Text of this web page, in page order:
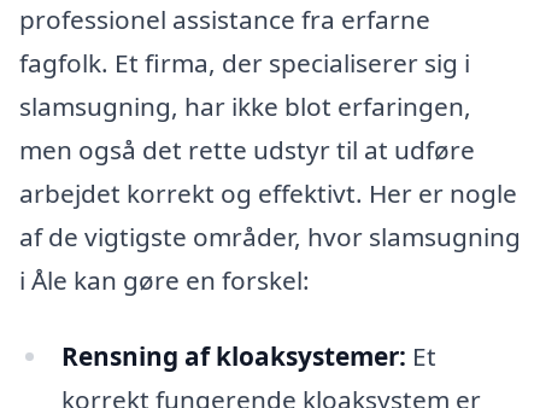
professionel assistance fra erfarne
fagfolk. Et firma, der specialiserer sig i
slamsugning, har ikke blot erfaringen,
men også det rette udstyr til at udføre
arbejdet korrekt og effektivt. Her er nogle
af de vigtigste områder, hvor slamsugning
i Åle kan gøre en forskel:
Rensning af kloaksystemer: Et
korrekt fungerende kloaksystem er